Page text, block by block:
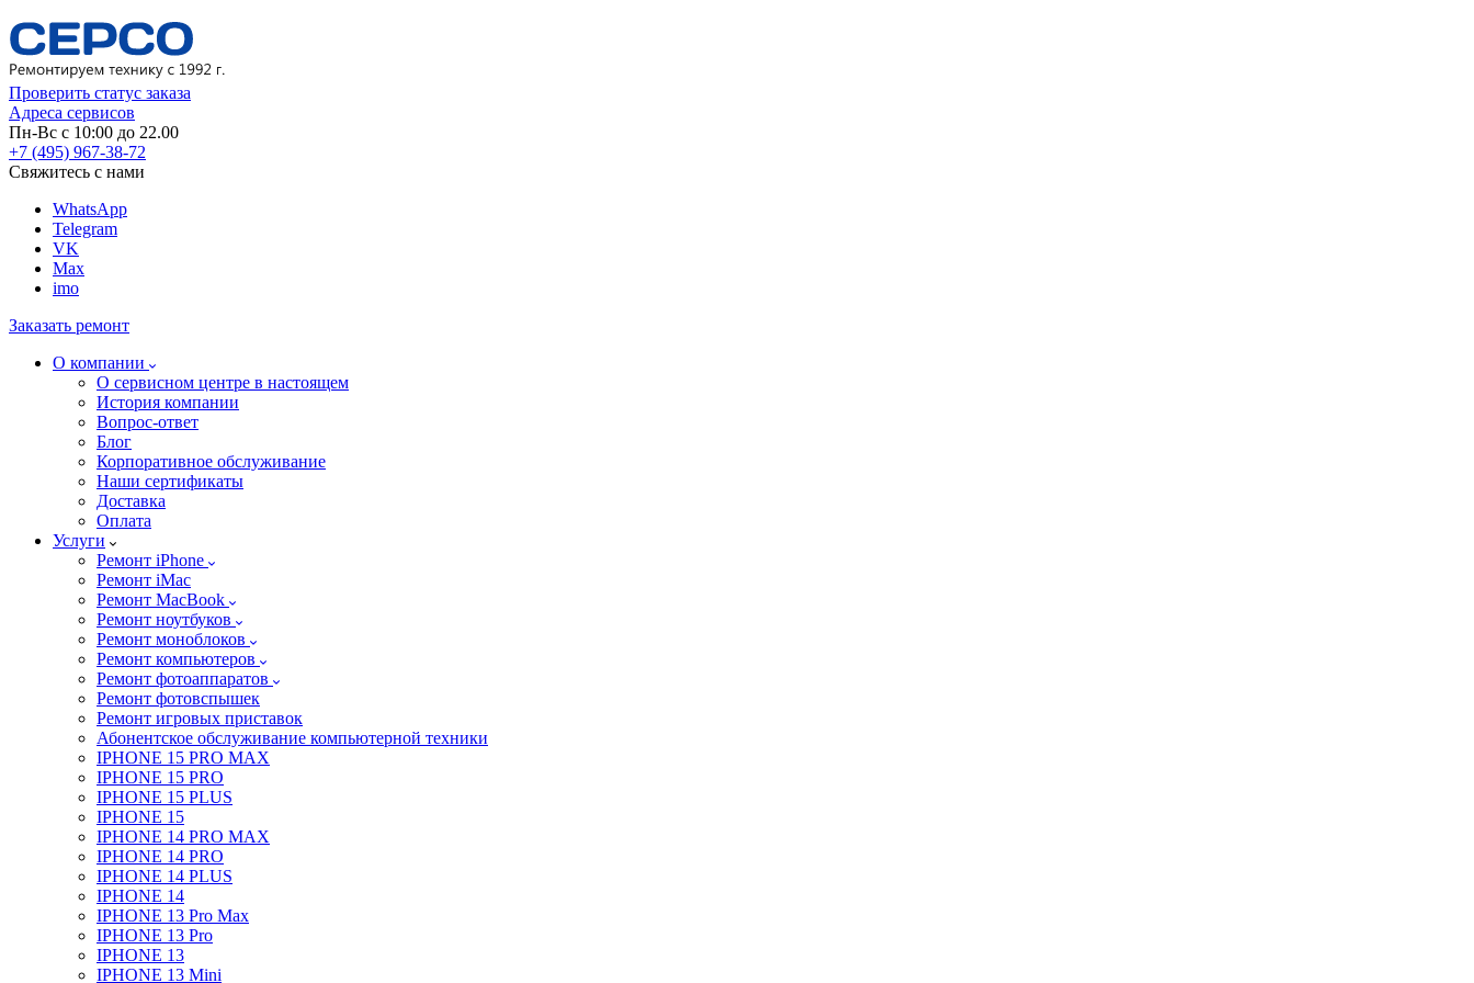
Проверить статус заказа
Адреса сервисов
Пн-Вс с 10:00 до 22.00
+7 (495) 967-38-72
Свяжитесь с нами
WhatsApp
Telegram
VK
Max
imo
Заказать ремонт
О компании
О сервисном центре в настоящем
История компании
Вопрос-ответ
Блог
Корпоративное обслуживание
Наши сертификаты
Доставка
Оплата
Услуги
Ремонт iPhone
Ремонт iMac
Ремонт MacBook
Ремонт ноутбуков
Ремонт моноблоков
Ремонт компьютеров
Ремонт фотоаппаратов
Ремонт фотовспышек
Ремонт игровых приставок
Абонентское обслуживание компьютерной техники
IPHONE 15 PRO MAX
IPHONE 15 PRO
IPHONE 15 PLUS
IPHONE 15
IPHONE 14 PRO MAX
IPHONE 14 PRO
IPHONE 14 PLUS
IPHONE 14
IPHONE 13 Pro Max
IPHONE 13 Pro
IPHONE 13
IPHONE 13 Mini